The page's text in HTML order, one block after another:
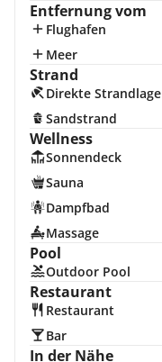
Entfernung vom
Flughafen
Meer
Strand
Direkte Strandlage
Sandstrand
Wellness
Sonnendeck
Sauna
Dampfbad
Massage
Pool
Outdoor Pool
Restaurant
Restaurant
Bar
In der Nähe